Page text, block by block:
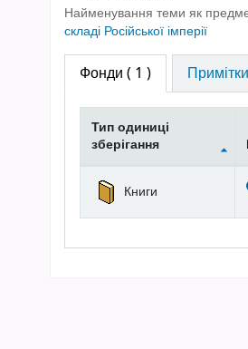
Найменування теми як
складі Російської імперії
Фонди ( 1 )
Тип одиниці
зберігання
Книги